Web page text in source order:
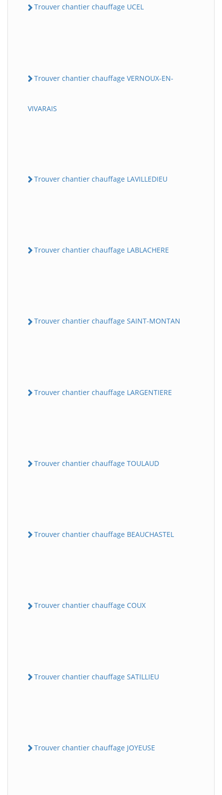
Trouver chantier chauffage UCEL
Trouver chantier chauffage VERNOUX-EN-
VIVARAIS
Trouver chantier chauffage LAVILLEDIEU
Trouver chantier chauffage LABLACHERE
Trouver chantier chauffage SAINT-MONTAN
Trouver chantier chauffage LARGENTIERE
Trouver chantier chauffage TOULAUD
Trouver chantier chauffage BEAUCHASTEL
Trouver chantier chauffage COUX
Trouver chantier chauffage SATILLIEU
Trouver chantier chauffage JOYEUSE